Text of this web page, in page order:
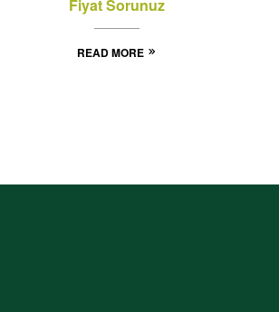
Fiyat Sorunuz
READ MORE